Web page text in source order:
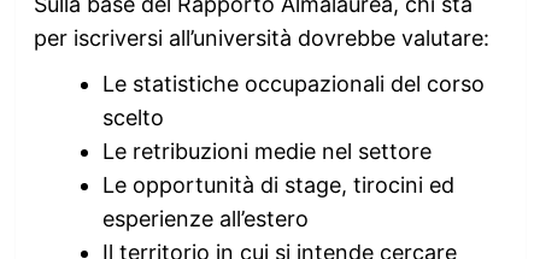
per iscriversi all’università dovrebbe valutare:
Le statistiche occupazionali del corso
scelto
Le retribuzioni medie nel settore
Le opportunità di stage, tirocini ed
esperienze all’estero
Il territorio in cui si intende cercare